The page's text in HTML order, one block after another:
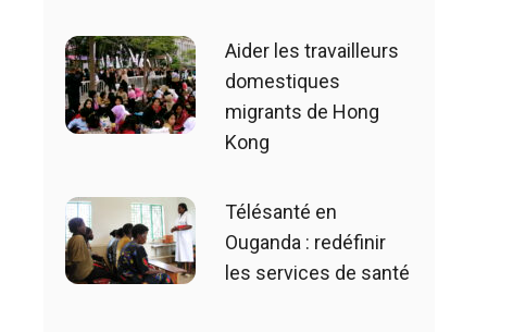
Aider les travailleurs
domestiques
migrants de Hong
Kong
Télésanté en
Ouganda : redéfinir
les services de santé